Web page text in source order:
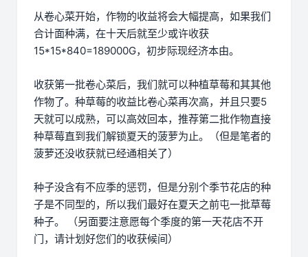
从卷心菜开始，作物的收益将会大幅提高，如果我们
合计面种满，在十天后就至少或许收获
15*15*840=189000G，初步际现经济本由。
收获第一批卷心菜后，我们就可以种植草莓和其其他
作物了。种草莓的收益比卷心菜再次高，并且只要5
天就可以成熟，可以高效回本，推荐第二批作物直接
种草莓直到我们解锁夏天的菠萝为止。（但是笔者的
菠萝还没收获就已经通相关了）
种子没含有不应季的惩罚，但是分别个季节花店的种
子是不同型的，所以我们最好在夏天之前屯一批草莓
种子。 （另面要注意愿每个季度的第一天花店不开
门，请计划好您们的收获候间）